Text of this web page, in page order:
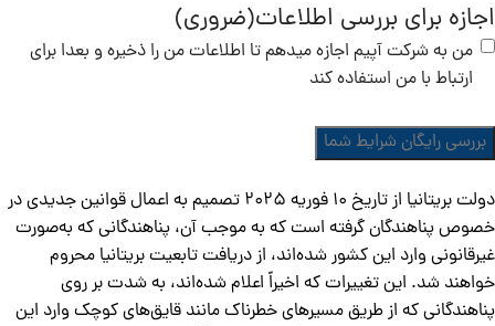
اجازه برای بررسی اطلاعات(ضروری)
من به شرکت آپیم اجازه میدهم تا اطلاعات من را ذخیره و بعدا برای
ارتباط با من استفاده کند
دولت بریتانیا از تاریخ 10 فوریه 2025 تصمیم به اعمال قوانین جدیدی در
خصوص پناهندگان گرفته است که به موجب آن، پناهندگانی که به‌صورت
غیرقانونی وارد این کشور شده‌اند، از دریافت تابعیت بریتانیا محروم
خواهند شد. این تغییرات که اخیراً اعلام شده‌اند، به شدت بر روی
پناهندگانی که از طریق مسیرهای خطرناک مانند قایق‌های کوچک وارد این